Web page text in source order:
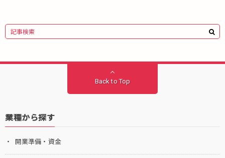
Back to Top
業種から探す
開業準備・資金